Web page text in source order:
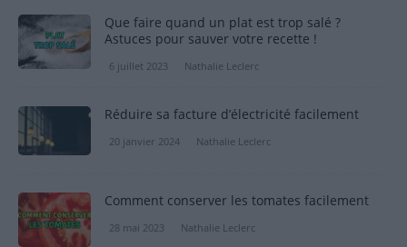
Que faire quand un plat est trop salé ?
Astuces pour sauver votre recette !
6 juillet 2023 Nathalie Leclerc
Réduire sa facture d’électricité facilement
20 janvier 2024 Nathalie Leclerc
Comment conserver les tomates facilement
28 mai 2023 Nathalie Leclerc